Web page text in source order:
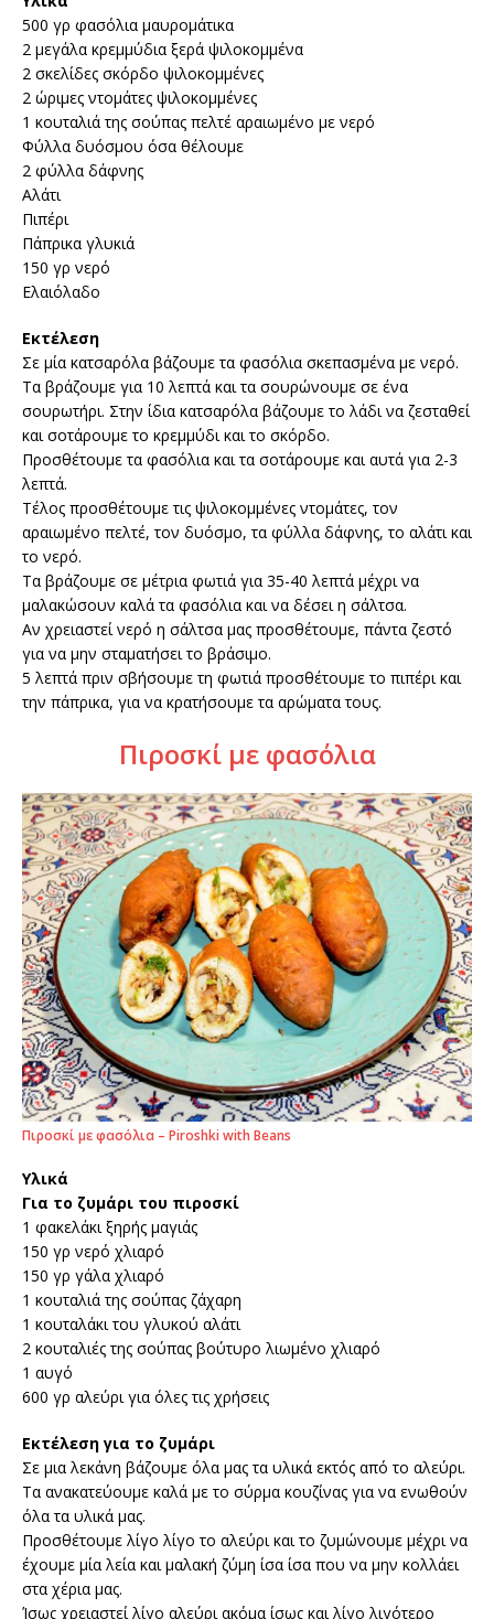
500 γρ φασόλια μαυρομάτικα
2 μεγάλα κρεμμύδια ξερά ψιλοκομμένα
2 σκελίδες σκόρδο ψιλοκομμένες
2 ώριμες ντομάτες ψιλοκομμένες
1 κουταλιά της σούπας πελτέ αραιωμένο με νερό
Φύλλα δυόσμου όσα θέλουμε
2 φύλλα δάφνης
Αλάτι
Πιπέρι
Πάπρικα γλυκιά
150 γρ νερό
Ελαιόλαδο
Εκτέλεση
Σε μία κατσαρόλα βάζουμε τα φασόλια σκεπασμένα με νερό.
Τα βράζουμε για 10 λεπτά και τα σουρώνουμε σε ένα
σουρωτήρι. Στην ίδια κατσαρόλα βάζουμε το λάδι να ζεσταθεί
και σοτάρουμε το κρεμμύδι και το σκόρδο.
Προσθέτουμε τα φασόλια και τα σοτάρουμε και αυτά για 2-3
λεπτά.
Τέλος προσθέτουμε τις ψιλοκομμένες ντομάτες, τον
αραιωμένο πελτέ, τον δυόσμο, τα φύλλα δάφνης, το αλάτι και
το νερό.
Τα βράζουμε σε μέτρια φωτιά για 35-40 λεπτά μέχρι να
μαλακώσουν καλά τα φασόλια και να δέσει η σάλτσα.
Αν χρειαστεί νερό η σάλτσα μας προσθέτουμε, πάντα ζεστό
για να μην σταματήσει το βράσιμο.
5 λεπτά πριν σβήσουμε τη φωτιά προσθέτουμε το πιπέρι και
την πάπρικα, για να κρατήσουμε τα αρώματα τους.
Πιροσκί με φασόλια
Πιροσκί με φασόλια – Piroshki with Beans
Υλικά
Για το ζυμάρι του πιροσκί
1 φακελάκι ξηρής μαγιάς
150 γρ νερό χλιαρό
150 γρ γάλα χλιαρό
1 κουταλιά της σούπας ζάχαρη
1 κουταλάκι του γλυκού αλάτι
2 κουταλιές της σούπας βούτυρο λιωμένο χλιαρό
1 αυγό
600 γρ αλεύρι για όλες τις χρήσεις
Εκτέλεση για το ζυμάρι
Σε μια λεκάνη βάζουμε όλα μας τα υλικά εκτός από το αλεύρι.
Τα ανακατεύουμε καλά με το σύρμα κουζίνας για να ενωθούν
όλα τα υλικά μας.
Προσθέτουμε λίγο λίγο το αλεύρι και το ζυμώνουμε μέχρι να
έχουμε μία λεία και μαλακή ζύμη ίσα ίσα που να μην κολλάει
στα χέρια μας.
Ίσως χρειαστεί λίγο αλεύρι ακόμα ίσως και λίγο λιγότερο